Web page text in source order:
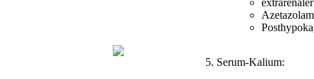
5. Serum-Kalium: